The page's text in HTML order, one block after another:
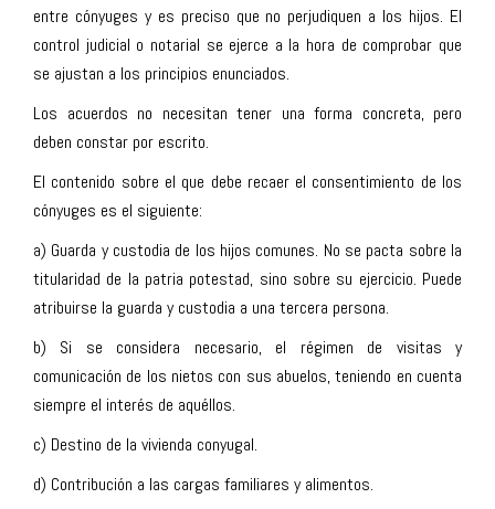
entre cónyuges y es preciso que no perjudiquen a los hijos. El
control judicial o notarial se ejerce a la hora de comprobar que
se ajustan a los principios enunciados.
Los acuerdos no necesitan tener una forma concreta, pero
deben constar por escrito.
El contenido sobre el que debe recaer el consentimiento de los
cónyuges es el siguiente:
a) Guarda y custodia de los hijos comunes. No se pacta sobre la
titularidad de la patria potestad, sino sobre su ejercicio. Puede
atribuirse la guarda y custodia a una tercera persona.
b) Si se considera necesario, el régimen de visitas y
comunicación de los nietos con sus abuelos, teniendo en cuenta
siempre el interés de aquéllos.
c) Destino de la vivienda conyugal.
d) Contribución a las cargas familiares y alimentos.